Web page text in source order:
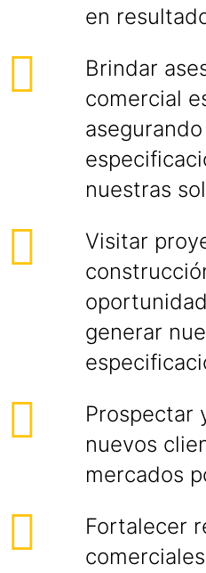
en
Brindar
comercial
nuestras
Visitar
generar
Prospectar
nuevos
mercados
Fortalecer